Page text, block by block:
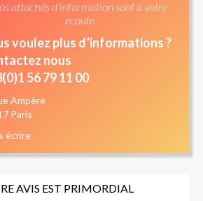
attachés d'information sont à votre
écoute
voulez plus d’informations ?
nous
56 79 11 00
Ampère
Paris
écrire
AVIS EST PRIMORDIAL